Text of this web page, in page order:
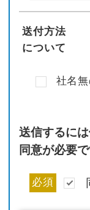
送付方法
について
社名
送信するに
同意が必要で
必須